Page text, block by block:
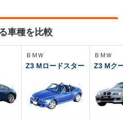
車種を比較
ＢＭＷ
Z3 Mロードスター
ＢＭＷ
Z3 Mク